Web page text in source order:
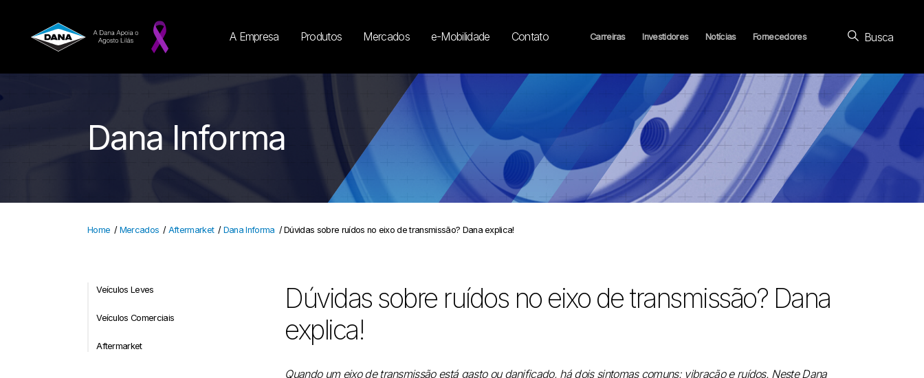
A Empresa Produtos Mercados e-Mobilidade Contato Carreiras Investidores Notícias Fornecedores Busca
Dana Informa
Home / Mercados / Aftermarket / Dana Informa /Dúvidas sobre ruídos no eixo de transmissão? Dana explica!
Veículos Leves
Veículos Comerciais
Aftermarket
Dúvidas sobre ruídos no eixo de transmissão? Dana
explica!
Quando um eixo de transmissão está gasto ou danificado, há dois sintomas comuns: vibração e ruídos. Neste Dana